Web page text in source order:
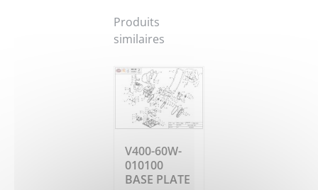
Produits
similaires
V400-60W-
010100
BASE PLATE